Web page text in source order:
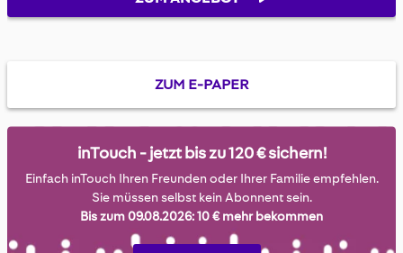
ZUM E-PAPER
inTouch - jetzt bis zu 120 € sichern!
Einfach inTouch Ihren Freunden oder Ihrer Familie empfehlen.
Sie müssen selbst kein Abonnent sein.
Bis zum 09.08.2026: 10 € mehr bekommen